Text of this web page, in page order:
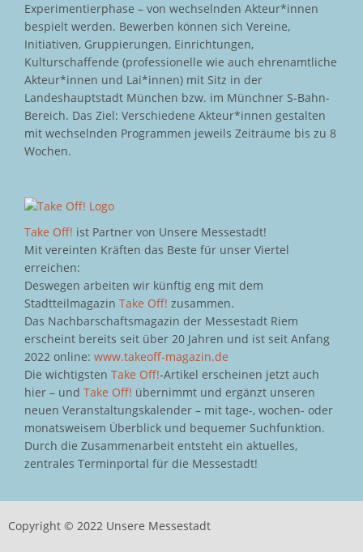
Experimentierphase – von wechselnden Akteur*innen
bespielt werden. Bewerben können sich Vereine,
Initiativen, Gruppierungen, Einrichtungen,
Kulturschaffende (professionelle wie auch ehrenamtliche
Akteur*innen und Lai*innen) mit Sitz in der
Landeshauptstadt München bzw. im Münchner S-Bahn-
Bereich. Das Ziel: Verschiedene Akteur*innen gestalten
mit wechselnden Programmen jeweils Zeiträume bis zu 8
Wochen.
Take Off! ist Partner von Unsere Messestadt!
Mit vereinten Kräften das Beste für unser Viertel
erreichen:
Deswegen arbeiten wir künftig eng mit dem
Stadtteilmagazin Take Off! zusammen.
Das Nachbarschaftsmagazin der Messestadt Riem
erscheint bereits seit über 20 Jahren und ist seit Anfang
2022 online: www.takeoff-magazin.de
Die wichtigsten Take Off!-Artikel erscheinen jetzt auch
hier – und Take Off! übernimmt und ergänzt unseren
neuen Veranstaltungskalender – mit tage-, wochen- oder
monatsweisem Überblick und bequemer Suchfunktion.
Durch die Zusammenarbeit entsteht ein aktuelles,
zentrales Terminportal für die Messestadt!
Copyright © 2022 Unsere Messestadt